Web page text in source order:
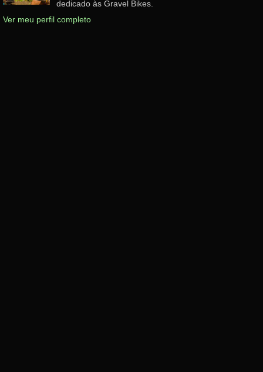
dedicado às Gravel Bikes.
Ver meu perfil completo